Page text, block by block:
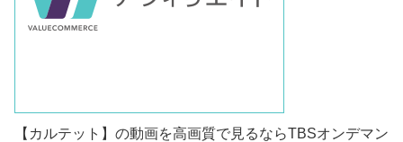
【カルテット】の動画を高画質で見るならTBSオンデマン